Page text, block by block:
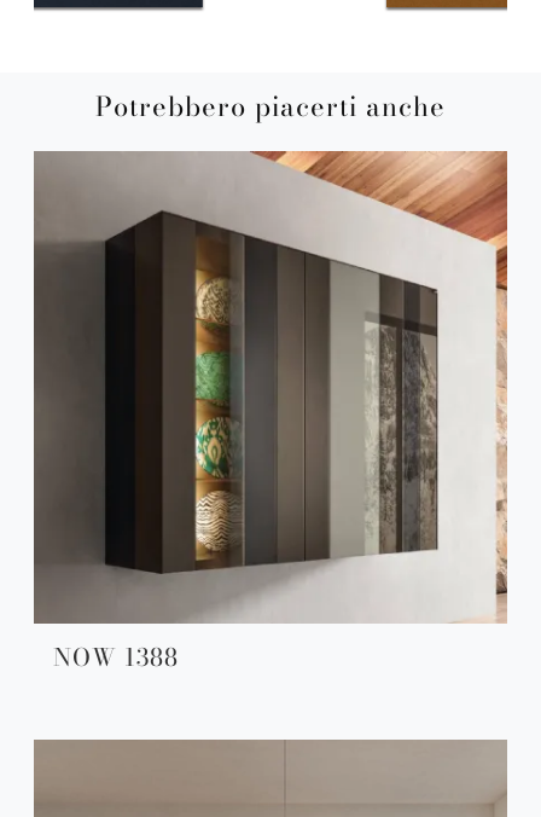
Potrebbero piacerti anche
NOW 1388